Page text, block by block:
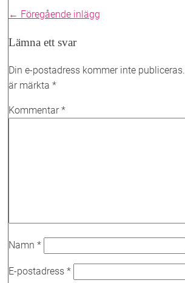
Inläggsnavigering
← Föregående inlägg
Lämna ett svar
Din e-postadress kommer inte publiceras.
är märkta *
Kommentar*
Namn *
E-postadress *